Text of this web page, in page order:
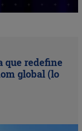
que redefine
global (lo